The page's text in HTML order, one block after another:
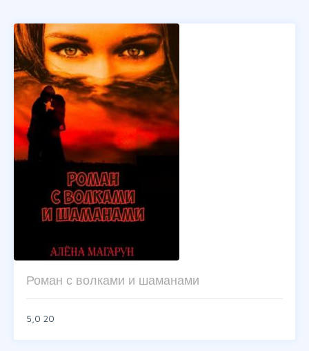
Роман с волками и шаманами
5,0 20